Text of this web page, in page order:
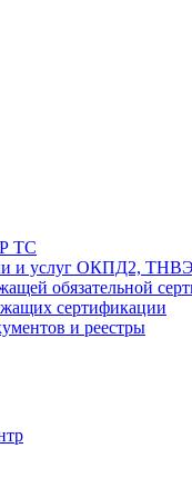
ТС
и услуг ОКПД2,
обязательной
сертификации
и реестры